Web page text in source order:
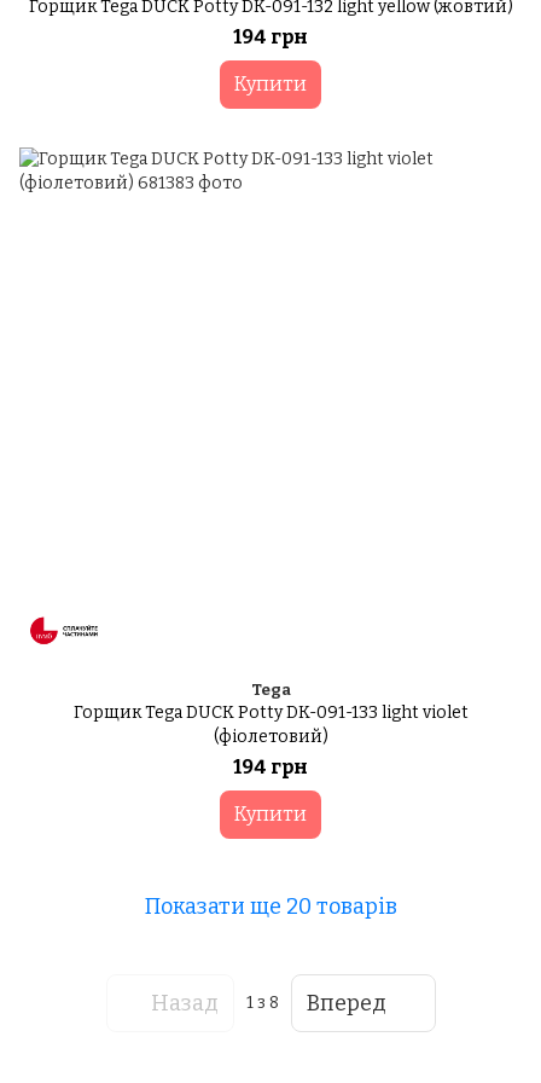
Горщик Tega DUCK Potty DK-091-132 light yellow (жовтий)
194 грн
Купити
Tega
Горщик Tega DUCK Potty DK-091-133 light violet
(фіолетовий)
194 грн
Купити
Показати ще 20 товарів
Назад 1з 8 Вперед